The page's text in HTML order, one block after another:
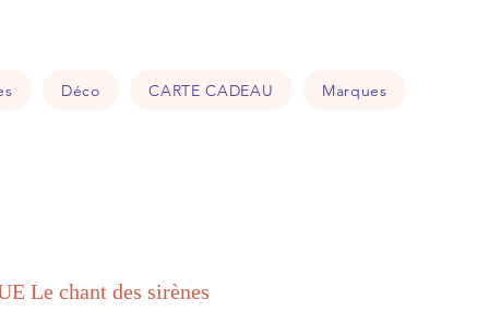
Déco CARTE CADEAU Marques
Le chant des sirènes